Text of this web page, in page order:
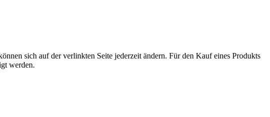
sich auf der verlinkten Seite jederzeit ändern. Für den Kauf eines Produkts
werden.